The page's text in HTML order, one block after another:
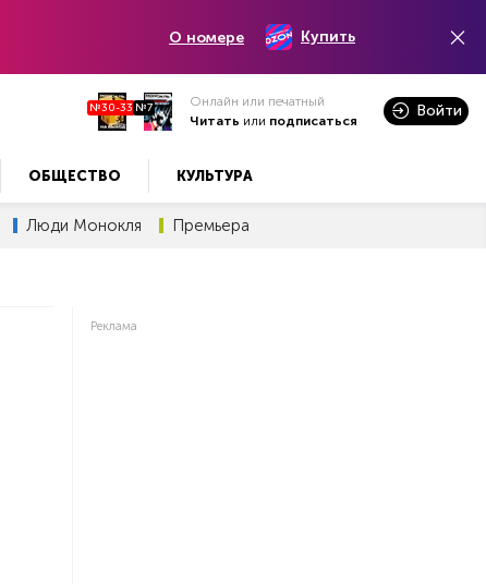
О номере Купить
№30-33 №7
Онлайн или печатный
Читать или подписаться
Войти
ОБЩЕСТВО КУЛЬТУРА
Люди Монокля Премьера
Реклама